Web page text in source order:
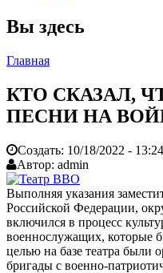
Вы здесь
Главная
КТО СКАЗАЛ,
ПЕСНИ НА
Создать: 10/18/2022 - 13:24
Автор: admin
Выполняя указания
Российской Федерации,
включился в процесс
военнослужащих, которые
целью на базе театра были
бригады с военно-